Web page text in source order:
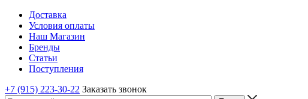
Доставка
Условия оплаты
Наш Магазин
Бренды
Статьи
Поступления
+7 (915) 223-30-22 Заказать звонок